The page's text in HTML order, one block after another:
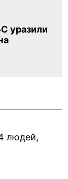
уразили
людей,